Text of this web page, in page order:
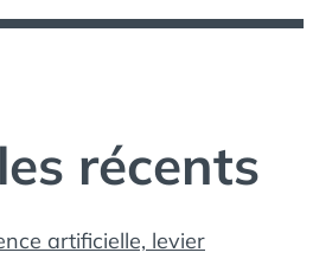
récents
artificielle, levier